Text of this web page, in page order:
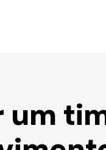
um